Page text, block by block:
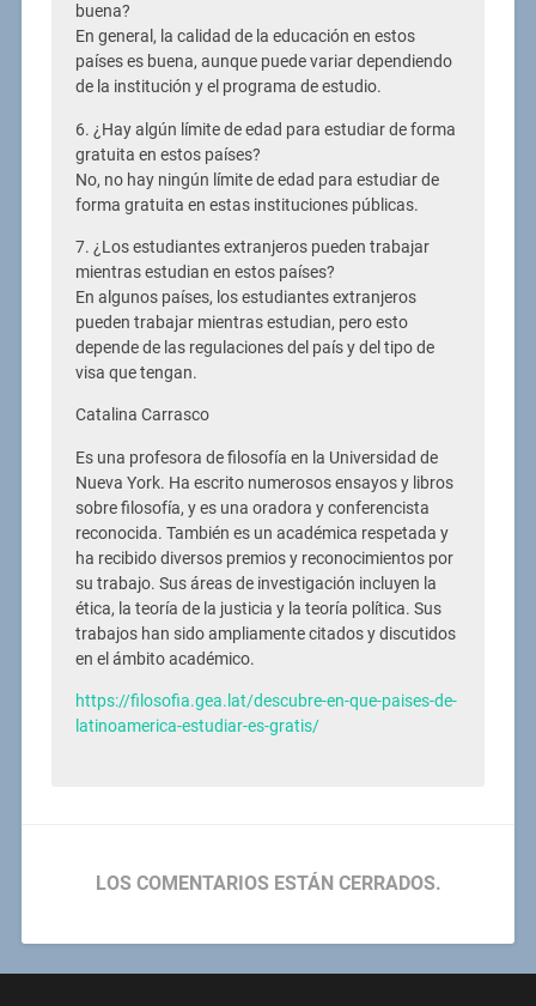
buena?
En general, la calidad de la educación en estos
países es buena, aunque puede variar dependiendo
de la institución y el programa de estudio.
6. ¿Hay algún límite de edad para estudiar de forma
gratuita en estos países?
No, no hay ningún límite de edad para estudiar de
forma gratuita en estas instituciones públicas.
7. ¿Los estudiantes extranjeros pueden trabajar
mientras estudian en estos países?
En algunos países, los estudiantes extranjeros
pueden trabajar mientras estudian, pero esto
depende de las regulaciones del país y del tipo de
visa que tengan.
Catalina Carrasco
Es una profesora de filosofía en la Universidad de
Nueva York. Ha escrito numerosos ensayos y libros
sobre filosofía, y es una oradora y conferencista
reconocida. También es un académica respetada y
ha recibido diversos premios y reconocimientos por
su trabajo. Sus áreas de investigación incluyen la
ética, la teoría de la justicia y la teoría política. Sus
trabajos han sido ampliamente citados y discutidos
en el ámbito académico.
https://filosofia.gea.lat/descubre-en-que-paises-de-
latinoamerica-estudiar-es-gratis/
LOS COMENTARIOS ESTÁN CERRADOS.